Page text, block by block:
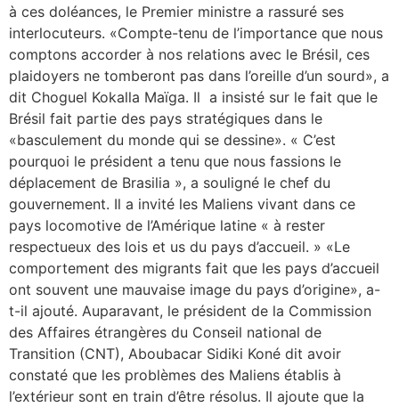
à ces doléances, le Premier ministre a rassuré ses
interlocuteurs. «Compte-tenu de l’importance que nous
comptons accorder à nos relations avec le Brésil, ces
plaidoyers ne tomberont pas dans l’oreille d’un sourd», a
dit Choguel Kokalla Maïga. Il a insisté sur le fait que le
Brésil fait partie des pays stratégiques dans le
«basculement du monde qui se dessine». « C’est
pourquoi le président a tenu que nous fassions le
déplacement de Brasilia », a souligné le chef du
gouvernement. Il a invité les Maliens vivant dans ce
pays locomotive de l’Amérique latine « à rester
respectueux des lois et us du pays d’accueil. » «Le
comportement des migrants fait que les pays d’accueil
ont souvent une mauvaise image du pays d’origine», a-
t-il ajouté. Auparavant, le président de la Commission
des Affaires étrangères du Conseil national de
Transition (CNT), Aboubacar Sidiki Koné dit avoir
constaté que les problèmes des Maliens établis à
l’extérieur sont en train d’être résolus. Il ajoute que la